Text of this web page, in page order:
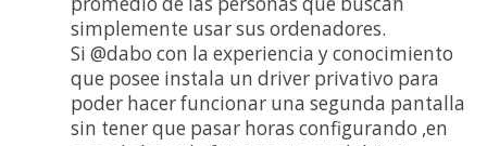
simplemente usar sus ordenadores.
Si @dabo con la experiencia y conocimiento
que posee instala un driver privativo para
poder hacer funcionar una segunda pantalla
sin tener que pasar horas configurando ,en